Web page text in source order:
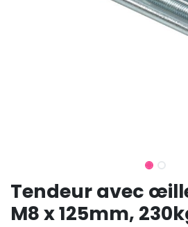
Tendeur avec
M8 x 125mm,